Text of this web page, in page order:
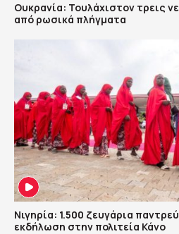
Ουκρανία: Τουλάχιστον τρεις
από ρωσικά πλήγματα
Νιγηρία: 1.500 ζευγάρια
εκδήλωση στην πολιτεία Κάνο